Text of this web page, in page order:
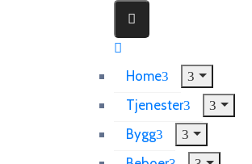
Home
Tjenester
Bygg